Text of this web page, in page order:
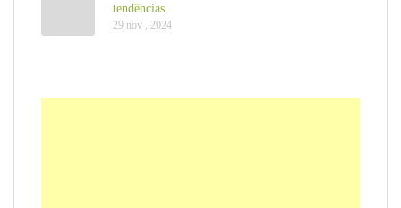
tendências
29 nov , 2024